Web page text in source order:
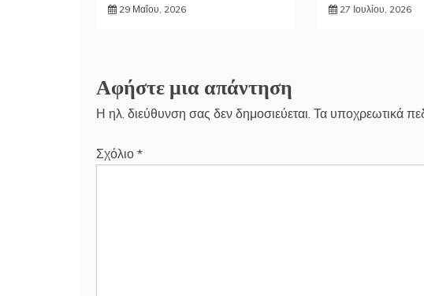
29 Μαΐου, 2026 27 Ιουλίου, 2026
Αφήστε μια απάντηση
Η ηλ. διεύθυνση σας δεν δημοσιεύεται. Τα υποχρεωτικά
Σχόλιο *